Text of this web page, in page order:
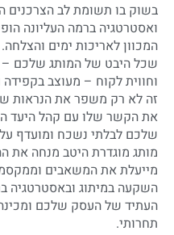
בשוק בו תשומת לב הצרכנים
ואסטרטגיה ברמה העליונה
המכוון לאריכות ימים
שכל היבט של המותג שלכם –
וחווית לקוח – מעוצב
זה לא רק משפר את הנראות
את הקשר שלו עם קהל היעד
שלכם לבלתי נשכח ומועדף
מותג מוגדרת היטב מנחה את
מייעלת את המשאבים
השקעה במיתוג ובאסטרטגיה
העתיד של העסק שלכם
תחרותי.